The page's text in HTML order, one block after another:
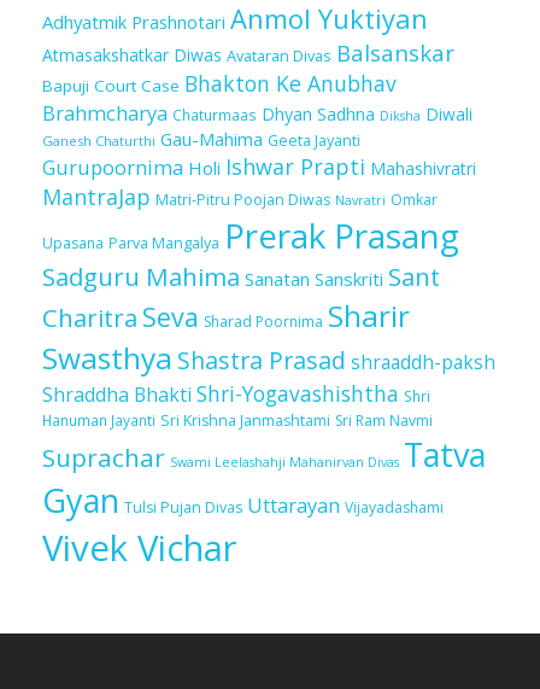
Adhyatmik Prashnotari Anmol Yuktiyan
Atmasakshatkar Diwas Avataran Divas Balsanskar
Bapuji Court Case Bhakton Ke Anubhav
Brahmcharya Chaturmaas Dhyan Sadhna Diksha Diwali
Ganesh Chaturthi Gau-Mahima Geeta Jayanti
Gurupoornima Holi Ishwar Prapti Mahashivratri
MantraJap Matri-Pitru Poojan Diwas Navratri Omkar
Upasana Parva Mangalya Prerak Prasang
Sadguru Mahima Sanatan Sanskriti Sant
Charitra Seva Sharad Poornima Sharir
Swasthya Shastra Prasad shraaddh-paksh
Shraddha Bhakti Shri-Yogavashishtha Shri
Hanuman Jayanti Sri Krishna Janmashtami Sri Ram Navmi
Suprachar Swami Leelashahji Mahanirvan Divas Tatva
Gyan Tulsi Pujan Divas Uttarayan Vijayadashami
Vivek Vichar